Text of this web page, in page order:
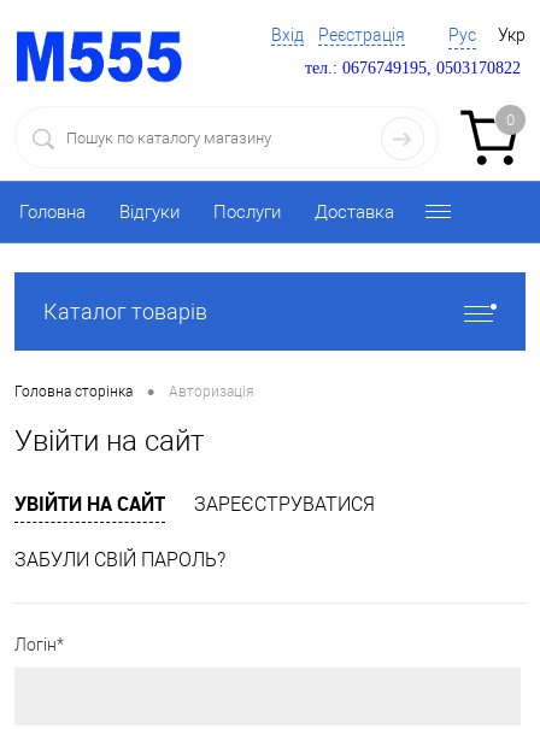
Вхід Реєстрація Рус Укр
тел.: 0676749195, 0503170822
0
Головна Відгуки Послуги Доставка
Каталог товарів
Головна сторінка • Авторизація
Увійти на сайт
УВІЙТИ НА САЙТ ЗАРЕЄСТРУВАТИСЯ
ЗАБУЛИ СВІЙ ПАРОЛЬ?
Логін*